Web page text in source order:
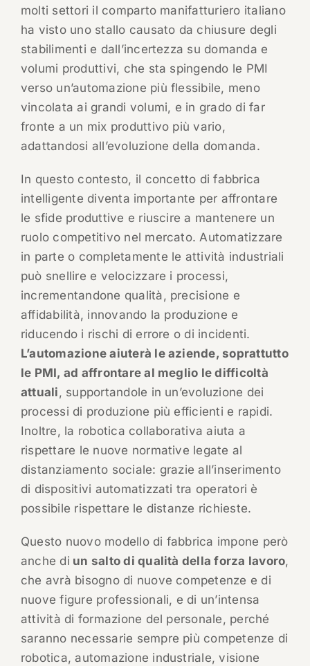
molti settori il comparto manifatturiero italiano
ha visto uno stallo causato da chiusure degli
stabilimenti e dall’incertezza su domanda e
volumi produttivi, che sta spingendo le PMI
verso un’automazione più flessibile, meno
vincolata ai grandi volumi, e in grado di far
fronte a un mix produttivo più vario,
adattandosi all’evoluzione della domanda.
In questo contesto, il concetto di fabbrica
intelligente diventa importante per affrontare
le sfide produttive e riuscire a mantenere un
ruolo competitivo nel mercato. Automatizzare
in parte o completamente le attività industriali
può snellire e velocizzare i processi,
incrementandone qualità, precisione e
affidabilità, innovando la produzione e
riducendo i rischi di errore o di incidenti.
L’automazione aiuterà le aziende, soprattutto
le PMI, ad affrontare al meglio le difficoltà
attuali, supportandole in un’evoluzione dei
processi di produzione più efficienti e rapidi.
Inoltre, la robotica collaborativa aiuta a
rispettare le nuove normative legate al
distanziamento sociale: grazie all’inserimento
di dispositivi automatizzati tra operatori è
possibile rispettare le distanze richieste.
Questo nuovo modello di fabbrica impone però
anche di un salto di qualità della forza lavoro,
che avrà bisogno di nuove competenze e di
nuove figure professionali, e di un’intensa
attività di formazione del personale, perché
saranno necessarie sempre più competenze di
robotica, automazione industriale, visione